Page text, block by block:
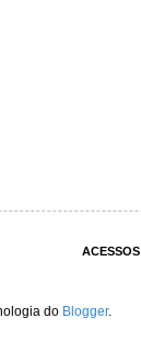
ACESSOS
do Blogger.